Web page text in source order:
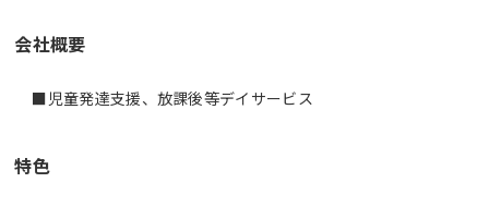
会社概要
■児童発達支援、放課後等デイサービス
特色